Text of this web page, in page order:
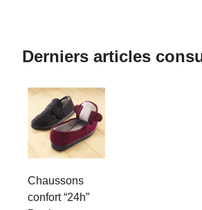
Derniers articles
Chaussons
confort “24h”